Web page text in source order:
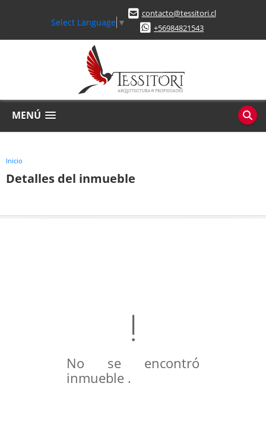
Select Language ▼
contacto@tessitori.cl
+56984821543
MENÚ
Inicio
Detalles del inmueble
No se encontró
inmueble .